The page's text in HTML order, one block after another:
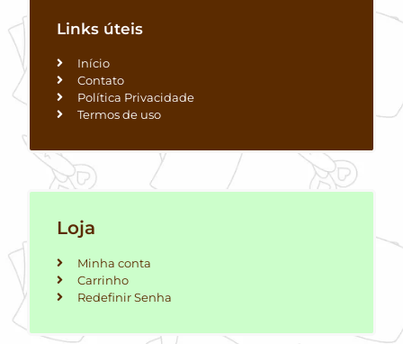
Links úteis
Início
Contato
Política Privacidade
Termos de uso
Loja
Minha conta
Carrinho
Redefinir Senha